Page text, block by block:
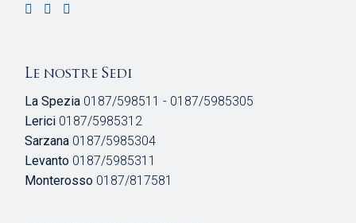
Le nostre Sedi
La Spezia 0187/598511 - 0187/5985305
Lerici 0187/5985312
Sarzana 0187/5985304
Levanto 0187/5985311
Monterosso 0187/817581